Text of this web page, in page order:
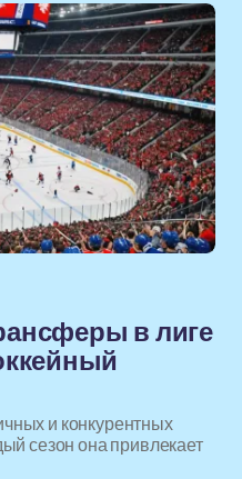
в лиге
и конкурентных
сезон она привлекает